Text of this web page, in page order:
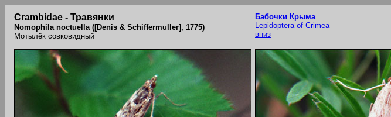
Crambidae - Травянки
Nomophila noctuella ([Denis & Schiffermuller], 1775)
Мотылёк совковидный
Бабочки Крыма
Lepidoptera of Crimea
вниз